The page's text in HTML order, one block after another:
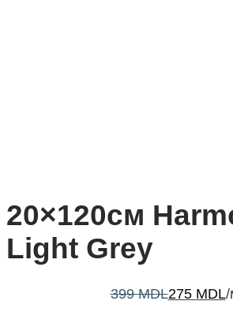
20×120см
Light Grey
399MDL275 MDL/